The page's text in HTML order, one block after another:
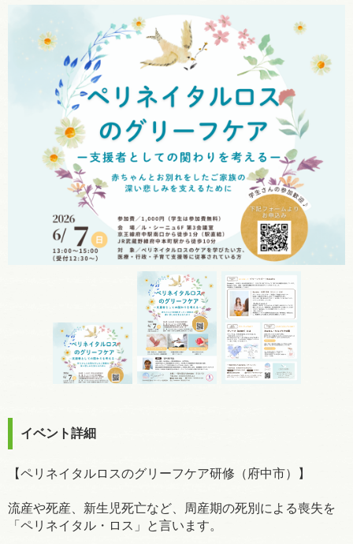
イベント詳細
【ペリネイタルロスのグリーフケア研修（府中市）】
流産や死産、新生児死亡など、周産期の死別による喪失を
「ペリネイタル・ロス」と言います。